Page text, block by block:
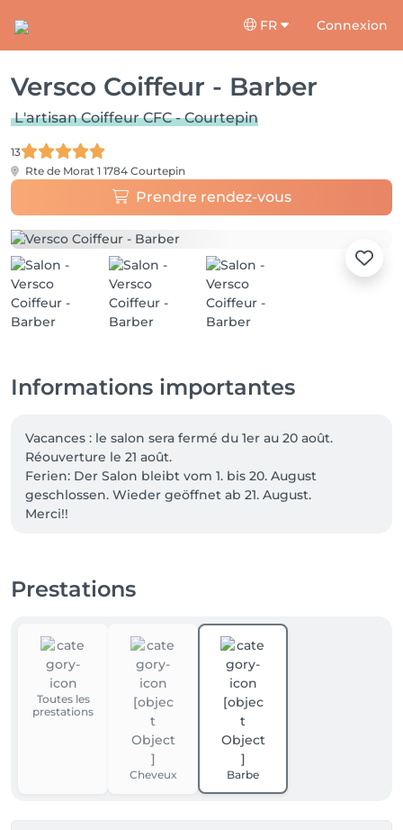
FR Connexion
Versco Coiffeur - Barber
L'artisan Coiffeur CFC - Courtepin
13
Rte de Morat 1 1784 Courtepin
Prendre rendez-vous
Informations importantes
Vacances : le salon sera fermé du 1er au 20 août.
Réouverture le 21 août.
Ferien: Der Salon bleibt vom 1. bis 20. August
geschlossen. Wieder geöffnet ab 21. August.
Merci!!
der linken Seite.
Prestations
Toutes les
prestations
Cheveux Barbe